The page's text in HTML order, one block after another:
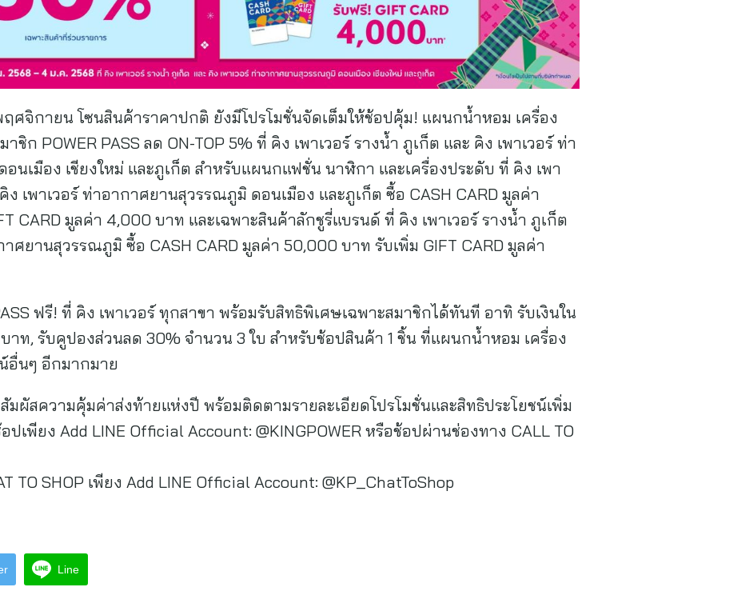
ศจิกายน โซนสินค้าราคาปกติ ยังมีโปรโมชั่นจัดเต็มให้ช้อปคุ้ม! แผนกน้ำหอม เครื่อง
ชิก POWER PASS ลด ON-TOP 5% ที่ คิง เพาเวอร์ รางน้ำ ภูเก็ต และ คิง เพาเวอร์ ท่า
นเมือง เชียงใหม่ และภูเก็ต สำหรับแผนกแฟชั่น นาฬิกา และเครื่องประดับ ที่ คิง เพา
ง เพาเวอร์ ท่าอากาศยานสุวรรณภูมิ ดอนเมือง และภูเก็ต ซื้อ CASH CARD มูลค่า
CARD มูลค่า 4,000 บาท และเฉพาะสินค้าลักชูรี่แบรนด์ ที่ คิง เพาเวอร์ รางน้ำ ภูเก็ต
าศยานสุวรรณภูมิ ซื้อ CASH CARD มูลค่า 50,000 บาท รับเพิ่ม GIFT CARD มูลค่า
ฟรี! ที่ คิง เพาเวอร์ ทุกสาขา พร้อมรับสิทธิพิเศษเฉพาะสมาชิกได้ทันที อาทิ รับเงินใน
ท, รับคูปองส่วนลด 30% จำนวน 3 ใบ สำหรับช้อปสินค้า 1 ชิ้น ที่แผนกน้ำหอม เครื่อง
อื่นๆ อีกมากมาย
สัมผัสความคุ้มค่าส่งท้ายแห่งปี พร้อมติดตามรายละเอียดโปรโมชั่นและสิทธิประโยชน์เพิ่ม
เพียง Add LINE Official Account: @KINGPOWER หรือช้อปผ่านช่องทาง CALL TO
TO SHOP เพียง Add LINE Official Account: @KP_ChatToShop
Line